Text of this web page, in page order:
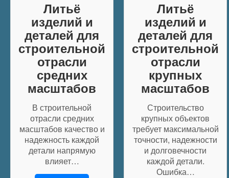
Литьё
изделий и
деталей для
строительной
отрасли
средних
масштабов
В строительной
отрасли средних
масштабов качество и
надежность каждой
детали напрямую
влияет…
Литьё
изделий и
деталей для
строительной
отрасли
крупных
масштабов
Строительство
крупных объектов
требует максимальной
точности, надежности
и долговечности
каждой детали.
Ошибка…